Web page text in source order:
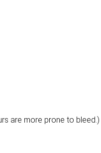
are more prone to bleed.)